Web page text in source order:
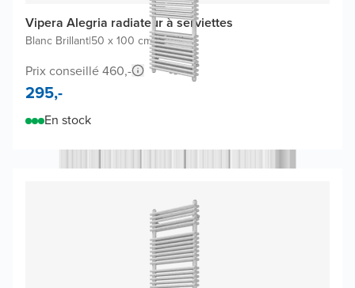
Vipera Alegria radiateur à serviettes
Blanc Brillant|50 x 100 cm|929W
Prix conseillé 460,-
295,-
En stock